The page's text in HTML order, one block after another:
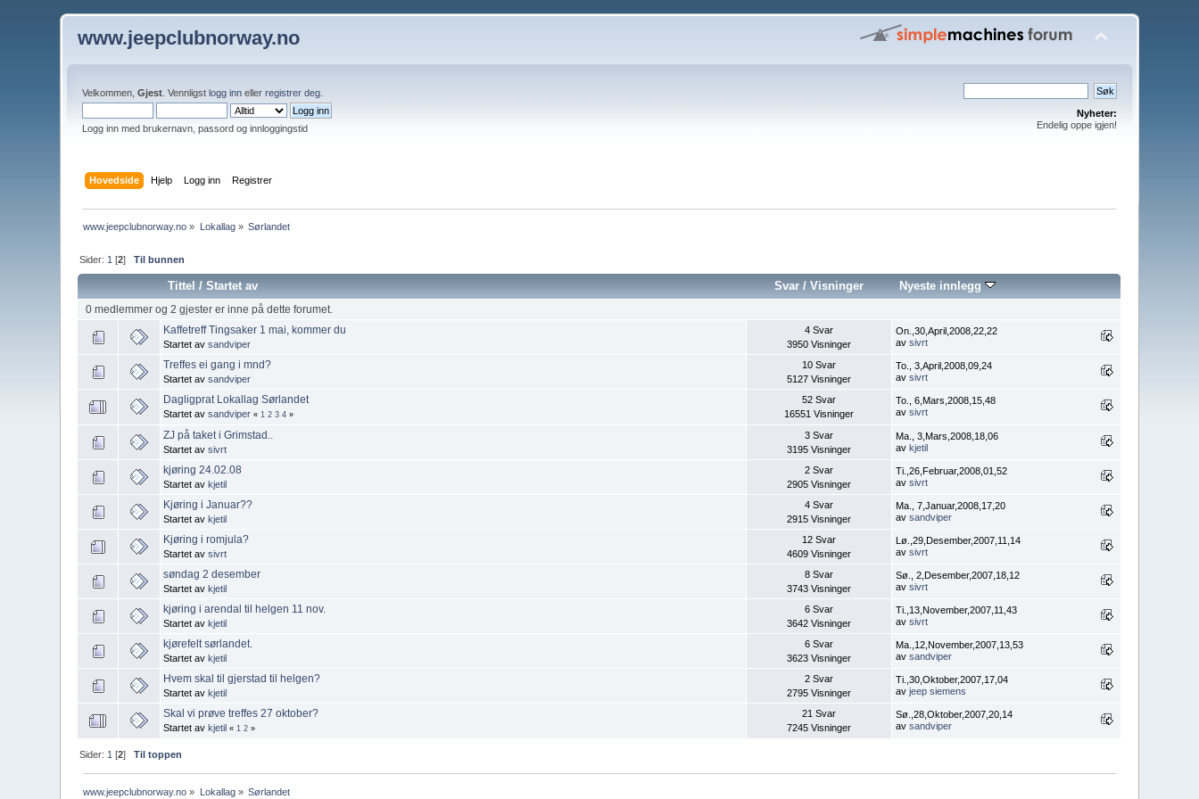
www.jeepclubnorway.no
Velkommen,Gjest . Vennligstlogg inn ellerregistrer deg
Logg inn med brukernavn, passord og innloggingstid
Nyheter:
Endelig oppe igjen!
Hovedside Hjelp Logg inn Registrer
www.jeepclubnorway.no » Lokallag» Sørlandet
Sider: 1 [2]Til bunnen
Tittel /Startet av Svar/ Visninger Nyeste innlegg
0 medlemmer og 2 gjester er inne på dette forumet.
Kaffetreff Tingsaker 1 mai, kommer du
Startet avsandviper
4 Svar
3950 Visninger
On.,30,April,2008,22,22
avsivrt
Treffes ei gang i mnd?
Startet avsandviper
10 Svar
5127 Visninger
To., 3,April,2008,09,24
avsivrt
Dagligprat Lokallag Sørlandet
Startet avsandviper « 1 2 3 4 »
52 Svar
16551 Visninger
To., 6,Mars,2008,15,48
avsivrt
ZJ på taket i Grimstad..
Startet avsivrt
3 Svar
3195 Visninger
Ma., 3,Mars,2008,18,06
avkjetil
kjøring 24.02.08
Startet avkjetil
2 Svar
2905 Visninger
Ti.,26,Februar,2008,01,52
avsivrt
Kjøring i Januar??
Startet avkjetil
4 Svar
2915 Visninger
Ma., 7,Januar,2008,17,20
avsandviper
Kjøring i romjula?
Startet avsivrt
12 Svar
4609 Visninger
Lø.,29,Desember,2007,11,14
avsivrt
søndag 2 desember
Startet avkjetil
8 Svar
3743 Visninger
Sø., 2,Desember,2007,18,12
avsivrt
kjøring i arendal til helgen 11 nov.
Startet avkjetil
6 Svar
3642 Visninger
Ti.,13,November,2007,11,43
avsivrt
kjørefelt sørlandet.
Startet avkjetil
6 Svar
3623 Visninger
Ma.,12,November,2007,13,53
avsandviper
Hvem skal til gjerstad til helgen?
Startet avkjetil
2 Svar
2795 Visninger
Ti.,30,Oktober,2007,17,04
avjeep siemens
Skal vi prøve treffes 27 oktober?
Startet avkjetil « 1 2 »
21 Svar
7245 Visninger
Sø.,28,Oktober,2007,20,14
avsandviper
Sider: 1 [2]Til toppen
www.jeepclubnorway.no » Lokallag» Sørlandet